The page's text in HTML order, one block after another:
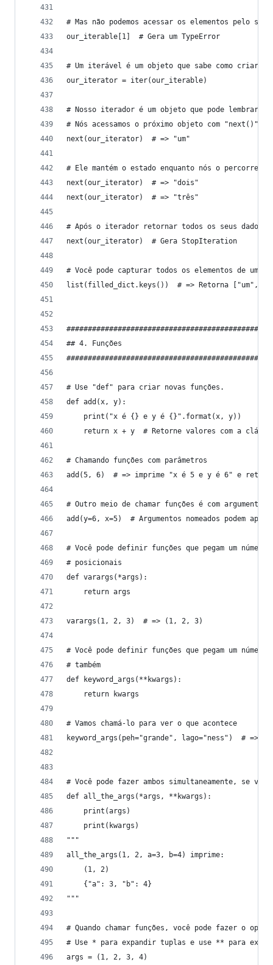
# Mas não podemos acessar os elementos pelo
our_iterable[1]  # Gera um TypeError
# Um iterável é um objeto que sabe como criar
our_iterator = iter(our_iterable)
# Nosso iterador é um objeto que pode lembrar o
# Nós acessamos o próximo objeto com "next()".
next(our_iterator)  # => "um"
# Ele mantém o estado enquanto nós o
next(our_iterator)  # => "dois"
next(our_iterator)  # => "três"
# Após o iterador retornar todos os seus dados,
next(our_iterator)  # Gera StopIteration
# Você pode capturar todos os elementos de
list(filled_dict.keys())  # => Retorna ["um",
## 4. Funções
# Use "def" para criar novas funções.
def add(x, y):
    print("x é {} e y é {}".format(x, y))
return x + y  # Retorne valores com a
# Chamando funções com parâmetros
add(5, 6)  # => imprime "x é 5 e y é 6" e
# Outro meio de chamar funções é com argumentos
add(y=6, x=5)  # Argumentos nomeados podem
# Você pode definir funções que pegam um
# posicionais
def varargs(*args):
    return args
varargs(1, 2, 3)  # => (1, 2, 3)
# Você pode definir funções que pegam um número
# também
def keyword_args(**kwargs):
    return kwargs
# Vamos chamá-lo para ver o que acontece
keyword_args(peh="grande", lago="ness")  #
# Você pode fazer ambos simultaneamente, se
def all_the_args(*args, **kwargs):
    print(args)
    print(kwargs)
"""
all_the_args(1, 2, a=3, b=4) imprime:
    (1, 2)
    {"a": 3, "b": 4}
"""
# Quando chamar funções, você pode fazer o
# Use * para expandir tuplas e use ** para
args = (1, 2, 3, 4)